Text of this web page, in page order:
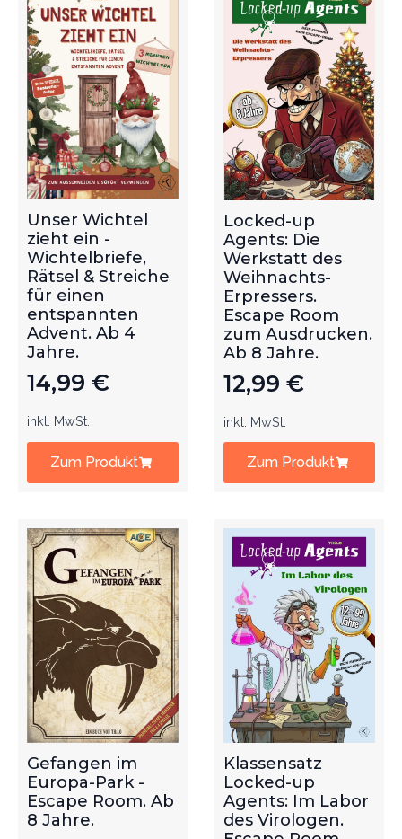
Unser Wichtel
zieht ein -
Wichtelbriefe,
Rätsel & Streiche
für einen
entspannten
Advent. Ab 4
Jahre.
14,99 €
inkl. MwSt.
Zum Produkt
Locked-up
Agents: Die
Werkstatt des
Weihnachts-
Erpressers.
Escape Room
zum Ausdrucken.
Ab 8 Jahre.
12,99 €
inkl. MwSt.
Zum Produkt
Gefangen im
Europa-Park -
Escape Room. Ab
8 Jahre.
Klassensatz
Locked-up
Agents: Im Labor
des Virologen.